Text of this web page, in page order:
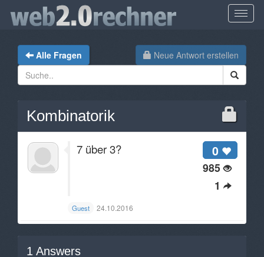
Neue Antwort erstellen
Alle Fragen
Kombinatorik
0
985
1
7 über 3?
Guest 24.10.2016
1 Answers